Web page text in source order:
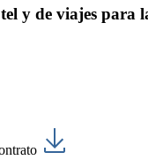
y de viajes